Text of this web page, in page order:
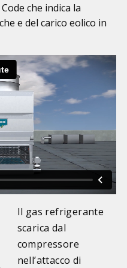
che indica la
e del carico eolico in
Il gas refrigerante
scarica dal
compressore
nell’attacco di